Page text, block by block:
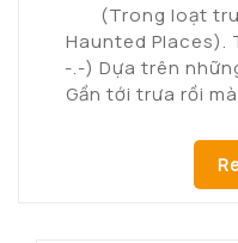
(Trong loạt
Haunted Places).
-.-) Dựa trên
Gần tới trưa rồi